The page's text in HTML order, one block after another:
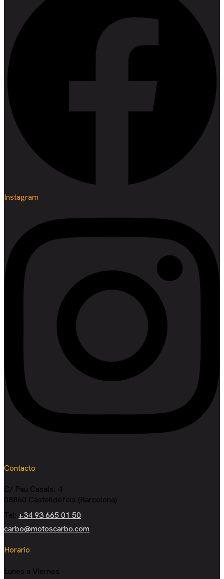
Instagram
Contacto
C/ Pau Casals, 4
08860 Castelldefels (Barcelona)
Tel: +34 93 665 01 50
carbo@motoscarbo.com
Horario
Lunes a Viernes